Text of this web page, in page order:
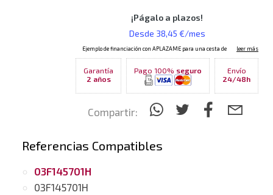
Garantía
2 años
Pago 100% seguro
Envío
24/48h
Compartir:
Referencias Compatibles
03F145701H
03F145701H